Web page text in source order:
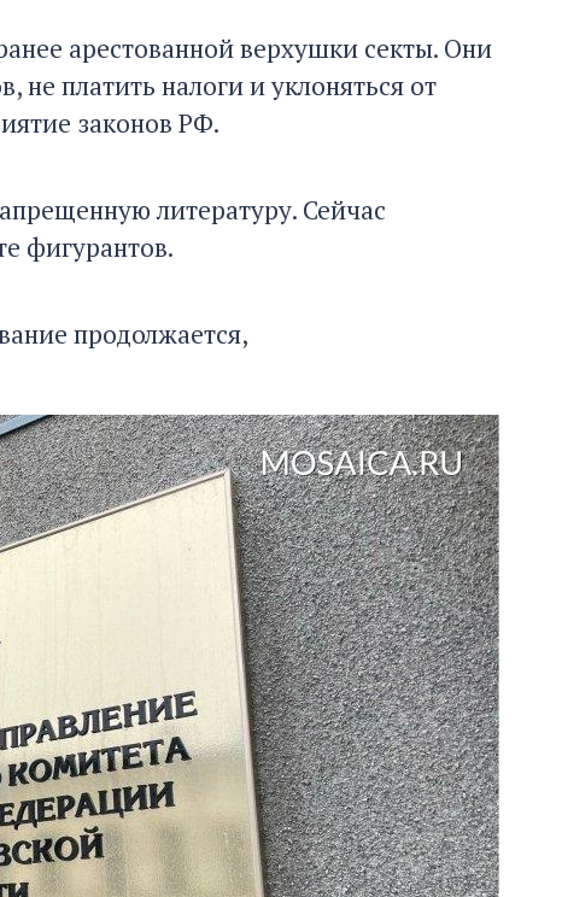
арестованной верхушки секты. Они
не платить налоги и уклоняться от
законов РФ.
литературу. Сейчас
фигурантов.
продолжается,